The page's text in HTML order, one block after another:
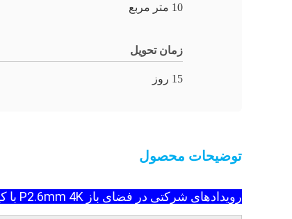
10 متر مربع
زمان تحویل
15 روز
توضیحات محصول
رویدادهای شرکتی در فضای باز P2.6mm 4K با کیفیت بالا و رنگ کامل اجاره ای دیوار ویدئویی LED